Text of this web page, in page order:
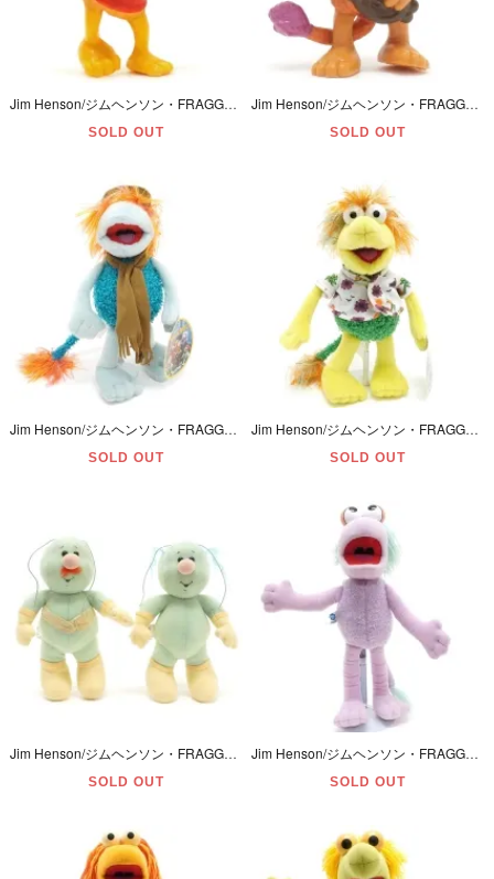
Jim Henson/ジムヘンソン・FRAGGLE ROCK/フラグルロック・APPLAUSE/アプローズ・PVC Figure/フィギュア 「RED/レッド」 1983年
SOLD OUT
Jim Henson/ジムヘンソン・FRAGGLE ROCK/フラグルロック・APPLAUSE/アプローズ・PVC Figure/フィギュア 「GOBO/ゴーボー」 1983年・歪み
SOLD OUT
Jim Henson/ジムヘンソン・FRAGGLE ROCK/フラグルロック・20周年・Sababa TOYS/サババトイズ・Plush/ぬいぐるみ「BOOBER/ブーバー」2004年・24cm
SOLD OUT
Jim Henson/ジムヘンソン・FRAGGLE ROCK/フラグルロック・20周年・Sababa TOYS/サババトイズ・Plush/ぬいぐるみ「WEMBLEY/ウェンブリー」2004年・24cm
SOLD OUT
Jim Henson/ジムヘンソン・FRAGGLE ROCK/フラグルロック・HASBRO/ハズブロ・Plush/ぬいぐるみ「DOOZERS/ドーザー・フランジ＆ウィングナットセット」欠品多数・85年
SOLD OUT
Jim Henson/ジムヘンソン・FRAGGLE ROCK/フラグルロック・HASBRO/ハズブロ・Plush/プラッシュ/ぬいぐるみ 「MOKEY/モーキー」 ローブ欠品・1985年・39.5cm
SOLD OUT